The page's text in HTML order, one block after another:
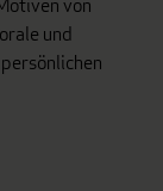
von
und